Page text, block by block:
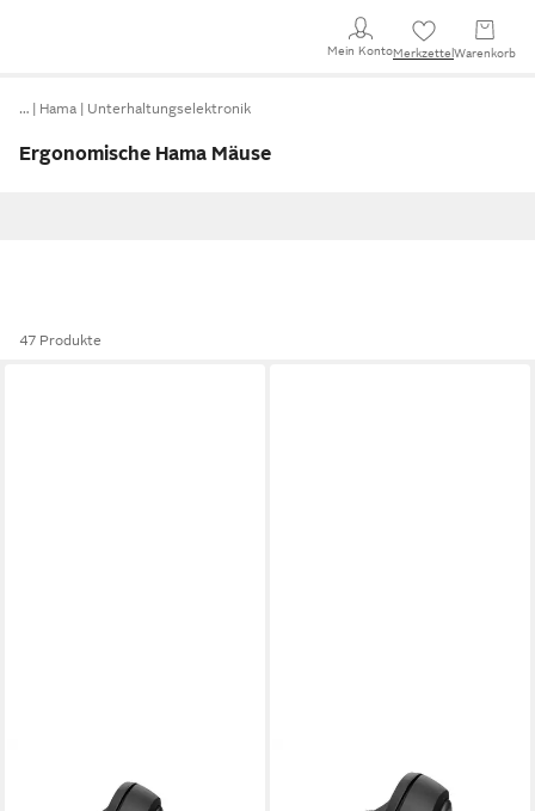
Mein KontoMerkzettel Warenkorb
… Hama Unterhaltungselektronik
Ergonomische Hama Mäuse
47 Produkte